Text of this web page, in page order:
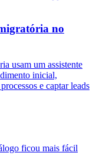
no
usam um assistente
inicial,
e captar leads